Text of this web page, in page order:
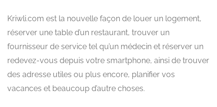
Kriwli.com est la nouvelle façon de louer un logement,
réserver une table d’un restaurant, trouver un
fournisseur de service tel qu’un médecin et réserver un
redevez-vous depuis votre smartphone, ainsi de trouver
des adresse utiles ou plus encore, planifier vos
vacances et beaucoup d’autre choses.